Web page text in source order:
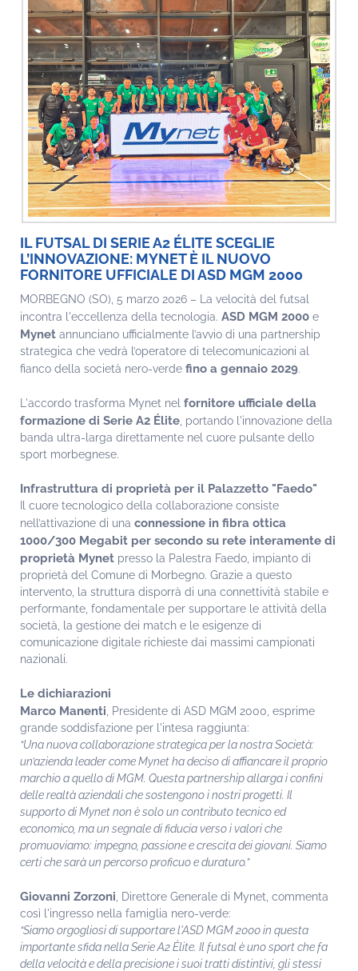
IL FUTSAL DI SERIE A2 ÉLITE SCEGLIE
L’INNOVAZIONE: MYNET È IL NUOVO
FORNITORE UFFICIALE DI ASD MGM 2000
MORBEGNO (SO), 5 marzo 2026 – La velocità del futsal
incontra l'eccellenza della tecnologia. ASD MGM 2000 e
Mynet annunciano ufficialmente l’avvio di una partnership
strategica che vedrà l’operatore di telecomunicazioni al
fianco della società nero-verde fino a gennaio 2029.
L'accordo trasforma Mynet nel fornitore ufficiale della
formazione di Serie A2 Élite , portando l'innovazione della
banda ultra-larga direttamente nel cuore pulsante dello
sport morbegnese.
Infrastruttura di proprietà per il Palazzetto "Faedo"
Il cuore tecnologico della collaborazione consiste
nell’attivazione di una connessione in fibra ottica
1000/300 Megabit per secondo su rete interamente di
proprietà Mynet presso la Palestra Faedo, impianto di
proprietà del Comune di Morbegno. Grazie a questo
intervento, la struttura disporrà di una connettività stabile e
performante, fondamentale per supportare le attività della
società, la gestione dei match e le esigenze di
comunicazione digitale richieste dai massimi campionati
nazionali.
Le dichiarazioni
Marco Manenti , Presidente di ASD MGM 2000, esprime
grande soddisfazione per l'intesa raggiunta:
“Una nuova collaborazione strategica per la nostra Società:
un’azienda leader come Mynet ha deciso di affiancare il proprio
marchio a quello di MGM. Questa partnership allarga i confini
delle realtà aziendali che sostengono i nostri progetti. Il
supporto di Mynet non è solo un contributo tecnico ed
economico, ma un segnale di fiducia verso i valori che
promuoviamo: impegno, passione e crescita dei giovani. Siamo
certi che sarà un percorso proficuo e duraturo.”
Giovanni Zorzoni , Direttore Generale di Mynet, commenta
così l'ingresso nella famiglia nero-verde:
“Siamo orgogliosi di supportare l'ASD MGM 2000 in questa
importante sfida nella Serie A2 Élite. Il futsal è uno sport che fa
della velocità e della precisione i suoi tratti distintivi, gli stessi